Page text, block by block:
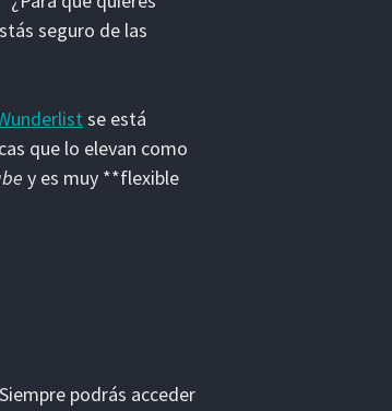
seguro de las
se está
que lo elevan como
y es muy **flexible
podrás acceder